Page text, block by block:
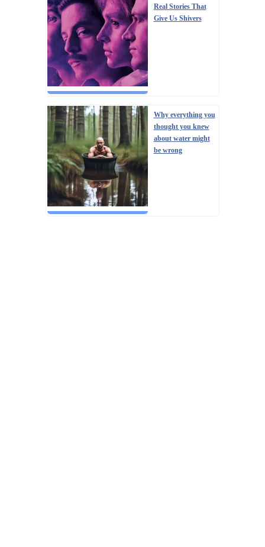
Real Stories That
Give Us Shivers
Why everything you
thought you knew
about water might
be wrong